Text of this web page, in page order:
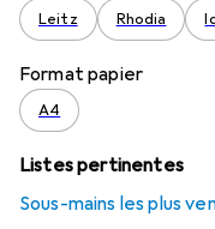
Leitz Rhodia
Format papier
A4
Listes pertinentes
Sous-mains les plus